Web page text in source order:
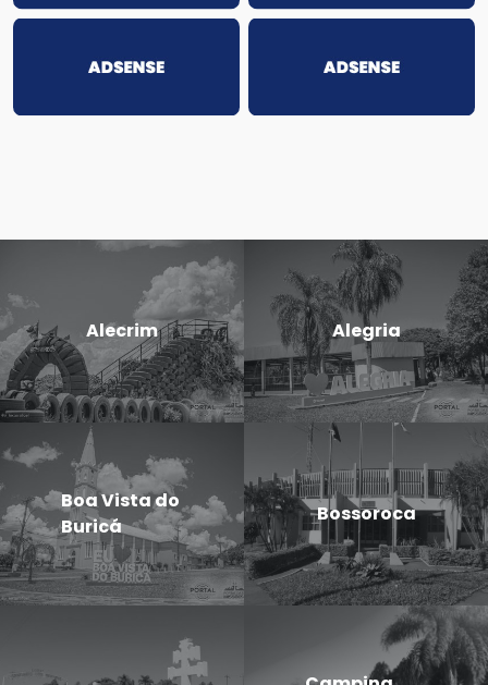
Alecrim Alegria
Boa Vista do
Buricá
Bossoroca